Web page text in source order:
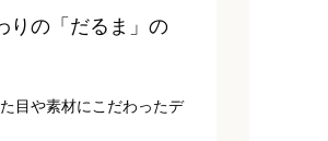
りの「だるま」の
目や素材にこだわったデ